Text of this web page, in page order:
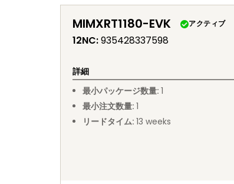
MIMXRT1180-EVK アクティブ
12NC:935428337598
詳細
最小パッケージ数量: 1
最小注文数量: 1
リードタイム: 13 weeks